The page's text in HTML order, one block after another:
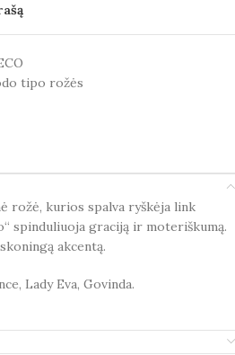
tipo rožės
rožė, kurios spalva ryškėja link
spinduliuoja graciją ir moteriškumą.
akcentą.
Lady Eva, Govinda.